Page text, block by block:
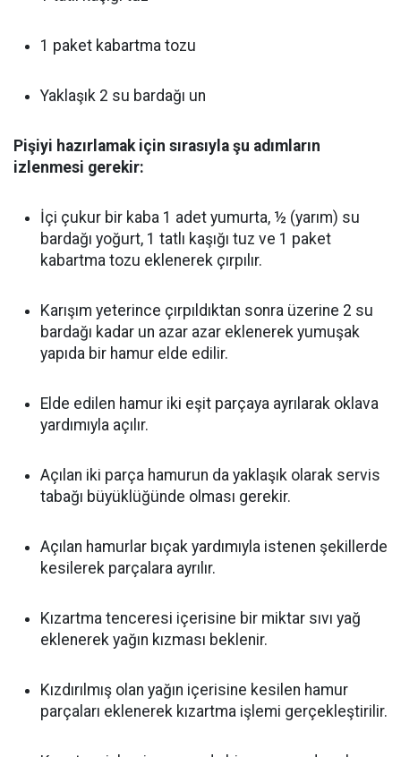
1 paket kabartma tozu
Yaklaşık 2 su bardağı un
Pişiyi hazırlamak için sırasıyla şu adımların
izlenmesi gerekir:
İçi çukur bir kaba 1 adet yumurta, ½ (yarım) su
bardağı yoğurt, 1 tatlı kaşığı tuz ve 1 paket
kabartma tozu eklenerek çırpılır.
Karışım yeterince çırpıldıktan sonra üzerine 2 su
bardağı kadar un azar azar eklenerek yumuşak
yapıda bir hamur elde edilir.
Elde edilen hamur iki eşit parçaya ayrılarak oklava
yardımıyla açılır.
Açılan iki parça hamurun da yaklaşık olarak servis
tabağı büyüklüğünde olması gerekir.
Açılan hamurlar bıçak yardımıyla istenen şekillerde
kesilerek parçalara ayrılır.
Kızartma tenceresi içerisine bir miktar sıvı yağ
eklenerek yağın kızması beklenir.
Kızdırılmış olan yağın içerisine kesilen hamur
parçaları eklenerek kızartma işlemi gerçekleştirilir.